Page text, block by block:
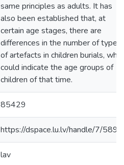
same principles as adults. It has
also been established that, at
certain age stages, there are
differences in the number of types
of artefacts in children burials,
could indicate the age groups of
children of that time.
85429
https://dspace.lu.lv/handle/7/
lav